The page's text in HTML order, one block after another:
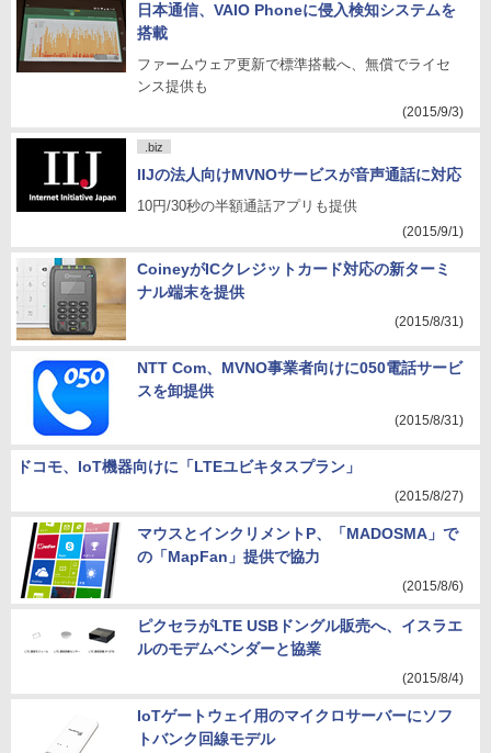
日本通信、VAIO Phoneに侵入検知システムを
搭載
ファームウェア更新で標準搭載へ、無償でライセ
ンス提供も
(2015/9/3)
.biz
IIJの法人向けMVNOサービスが音声通話に対応
10円/30秒の半額通話アプリも提供
(2015/9/1)
CoineyがICクレジットカード対応の新ターミ
ナル端末を提供
(2015/8/31)
NTT Com、MVNO事業者向けに050電話サービ
スを卸提供
(2015/8/31)
ドコモ、IoT機器向けに「LTEユビキタスプラン」
(2015/8/27)
マウスとインクリメントP、「MADOSMA」で
の「MapFan」提供で協力
(2015/8/6)
ピクセラがLTE USBドングル販売へ、イスラエ
ルのモデムベンダーと協業
(2015/8/4)
IoTゲートウェイ用のマイクロサーバーにソフ
トバンク回線モデル